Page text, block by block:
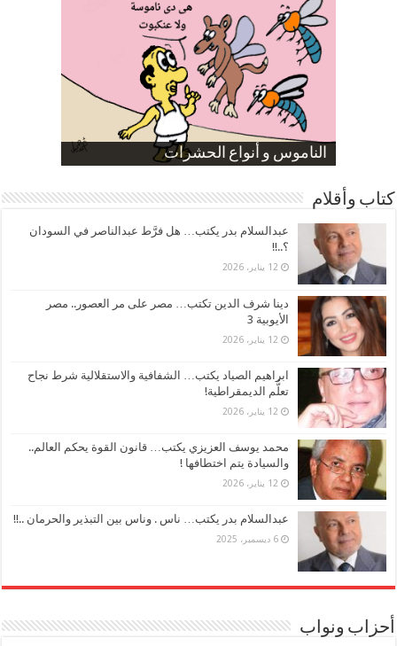
الناموس و أنواع الحشرات
الموظفين بعد ارتفاع الأسعار
ارتفاع نسبة الطلاق في مصر
صورة كاركاتيرية
صورة كاركاتيرية
كتاب وأقلام
عبدالسلام بدر يكتب… هل فرَّط عبدالناصر في السودان
؟..!!
12 يناير، 2026
دينا شرف الدين تكتب… مصر على مر العصور.. مصر
الأيوبية 3
12 يناير، 2026
ابراهيم الصياد يكتب… الشفافية والاستقلالية شرط نجاح
تعلُّم الديمقراطية!
12 يناير، 2026
محمد يوسف العزيزي يكتب… قانون القوة يحكم العالم..
والسيادة يتم اختطافها !
12 يناير، 2026
عبدالسلام بدر يكتب… ناس . وناس بين التبذير والحرمان ..!!
6 ديسمبر، 2025
أحزاب ونواب